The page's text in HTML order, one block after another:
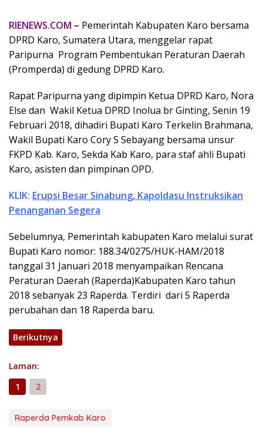
RIENEWS.COM – Pemerintah Kabupaten Karo bersama
DPRD Karo, Sumatera Utara, menggelar rapat
Paripurna Program Pembentukan Peraturan Daerah
(Promperda) di gedung DPRD Karo.
Rapat Paripurna yang dipimpin Ketua DPRD Karo, Nora
Else dan Wakil Ketua DPRD Inolua br Ginting, Senin 19
Februari 2018, dihadiri Bupati Karo Terkelin Brahmana,
Wakil Bupati Karo Cory S Sebayang bersama unsur
FKPD Kab. Karo, Sekda Kab Karo, para staf ahli Bupati
Karo, asisten dan pimpinan OPD.
KLIK: Erupsi Besar Sinabung, Kapoldasu Instruksikan
Penanganan Segera
Sebelumnya, Pemerintah kabupaten Karo melalui surat
Bupati Karo nomor: 188.34/0275/HUK-HAM/2018
tanggal 31 Januari 2018 menyampaikan Rencana
Peraturan Daerah (Raperda)Kabupaten Karo tahun
2018 sebanyak 23 Raperda. Terdiri dari 5 Raperda
perubahan dan 18 Raperda baru.
Berikutnya
Laman:
1
2
Raperda Pemkab Karo